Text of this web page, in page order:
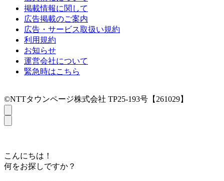
掲載情報に関して
広告掲載のご案内
広告・サービス取扱い規約
利用規約
お知らせ
運営会社について
緊急時はこちら
©NTTタウンページ株式会社 TP25-193号【261029】
こんにちは！
何をお探しですか？